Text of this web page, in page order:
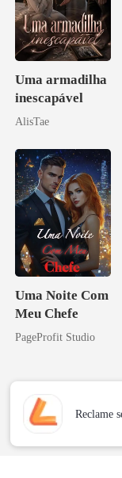
Uma armadilha
inescapável
AlisTae
Uma Noite Com
Meu Chefe
PageProfit Studio
Reclame